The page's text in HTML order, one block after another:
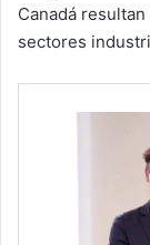
Canadá
sectores